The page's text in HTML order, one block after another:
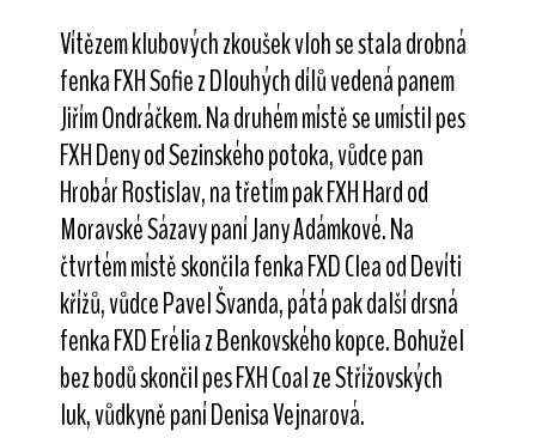
Vítězem klubových zkoušek vloh se stala drobná
fenka FXH Sofie z Dlouhých dílů vedená panem
Jiřím Ondráčkem. Na druhém místě se umístil pes
FXH Deny od Sezinského potoka, vůdce pan
Hrobár Rostislav, na třetím pak FXH Hard od
Moravské Sázavy paní Jany Adámkové. Na
čtvrtém místě skončila fenka FXD Clea od Devíti
křížů, vůdce Pavel Švanda, pátá pak další drsná
fenka FXD Erélia z Benkovského kopce. Bohužel
bez bodů skončil pes FXH Coal ze Střížovských
luk, vůdkyně paní Denisa Vejnarová.